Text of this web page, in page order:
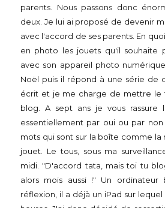
parents. Nous passons donc
deux. Je lui ai proposé de devenir
avec l'accord de ses parents. En
en photo les jouets qu'il souhaite
avec son appareil photo
Noël puis il répond à une série de
écrit et je me charge de mettre le
blog. A sept ans je vous rassure
essentiellement par oui ou par
mots qui sont sur la boîte comme la
jouet. Le tous, sous ma
midi. "D'accord tata, mais toi tu
alors mois aussi !" Un ordinateur
réflexion, il a déjà un iPad sur